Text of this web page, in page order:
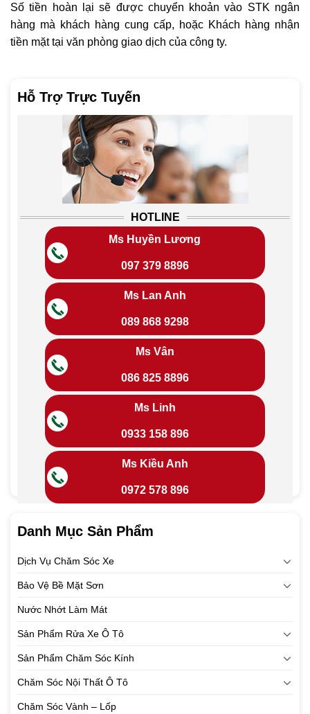
Số tiền hoàn lại sẽ được chuyển khoản vào STK ngân
hàng mà khách hàng cung cấp, hoặc Khách hàng nhận
tiền mặt tại văn phòng giao dịch của công ty.
Hỗ Trợ Trực Tuyến
HOTLINE
Ms Huyền Lương
097 379 8896
Ms Lan Anh
089 868 9298
Ms Vân
086 825 8896
Ms Linh
0933 158 896
Ms Kiều Anh
0972 578 896
Danh Mục Sản Phẩm
Dịch Vụ Chăm Sóc Xe
Bảo Vệ Bề Mặt Sơn
Nước Nhớt Làm Mát
Sản Phẩm Rửa Xe Ô Tô
Sản Phẩm Chăm Sóc Kính
Chăm Sóc Nội Thất Ô Tô
Chăm Sóc Vành – Lốp